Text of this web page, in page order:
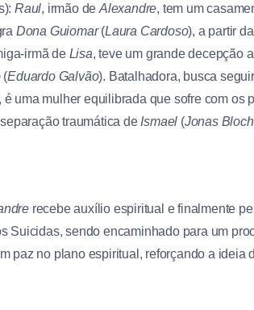
Raul, irmão deAlexandre, tem um
Dona Guiomar(Laura Cardoso), a partir
irmã de Lisa, teve um grande decepção
(Eduardo Galvão). Batalhadora, busca
, é uma mulher equilibrada que sofre com os
traumática de Ismael (Jonas Bloch
recebe auxílio espiritual e finalmente
Suicidas, sendo encaminhado para um
paz no plano espiritual, reforçando a ideia